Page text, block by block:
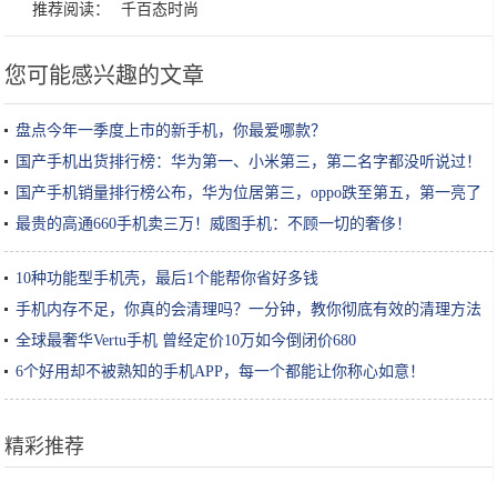
推荐阅读： 千百态时尚
您可能感兴趣的文章
盘点今年一季度上市的新手机，你最爱哪款？
国产手机出货排行榜：华为第一、小米第三，第二名字都没听说过！
国产手机销量排行榜公布，华为位居第三，oppo跌至第五，第一亮了
最贵的高通660手机卖三万！威图手机：不顾一切的奢侈！
10种功能型手机壳，最后1个能帮你省好多钱
手机内存不足，你真的会清理吗？一分钟，教你彻底有效的清理方法
全球最奢华Vertu手机 曾经定价10万如今倒闭价680
6个好用却不被熟知的手机APP，每一个都能让你称心如意！
精彩推荐